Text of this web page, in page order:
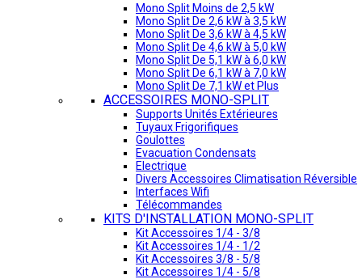
Mono Split Moins de 2,5 kW
Mono Split De 2,6 kW à 3,5 kW
Mono Split De 3,6 kW à 4,5 kW
Mono Split De 4,6 kW à 5,0 kW
Mono Split De 5,1 kW à 6,0 kW
Mono Split De 6,1 kW à 7,0 kW
Mono Split De 7,1 kW et Plus
ACCESSOIRES MONO-SPLIT
Supports Unités Extérieures
Tuyaux Frigorifiques
Goulottes
Evacuation Condensats
Electrique
Divers Accessoires Climatisation Réversible
Interfaces Wifi
Télécommandes
KITS D'INSTALLATION MONO-SPLIT
Kit Accessoires 1/4 - 3/8
Kit Accessoires 1/4 - 1/2
Kit Accessoires 3/8 - 5/8
Kit Accessoires 1/4 - 5/8